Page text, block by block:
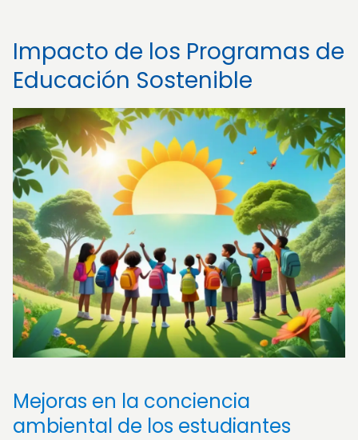
Impacto de los Programas de
Educación Sostenible
Mejoras en la conciencia
ambiental de los estudiantes